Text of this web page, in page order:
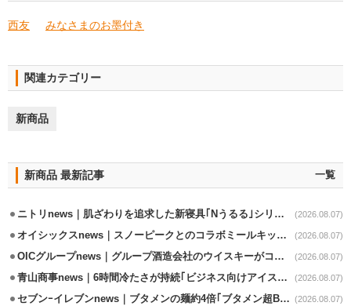
西友 みなさまのお墨付き
関連カテゴリー
新商品
新商品 最新記事 一覧
ニトリnews｜肌ざわりを追求した新寝具｢Nうるる｣シリーズを発売 (2026.08.07)
オイシックスnews｜スノーピークとのコラボミールキット8/13発売 (2026.08.07)
OICグループnews｜グループ酒造会社のウイスキーがコンペティション受賞 (2026.08.07)
青山商事news｜6時間冷たさが持続｢ビジネス向けアイスベスト｣発売 (2026.08.07)
セブンｰイレブンnews｜ブタメンの麺約4倍｢ブタメン超BIG｣8/11から限定発売 (2026.08.07)